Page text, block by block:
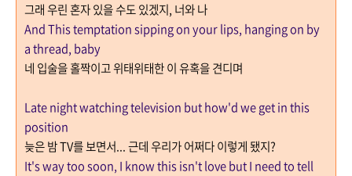
그래 우린 혼자 있을 수도 있겠지, 너와 나
And This temptation sipping on your lips, hanging on by
a thread, baby
네 입술을 홀짝이고 위태위태한 이 유혹을 견디며
Late night watching television but how'd we get in this
position
늦은 밤TV를 보면서... 근데 우리가 어쩌다 이렇게 됐지?
It's way too soon, I know this isn't love but I need to tell